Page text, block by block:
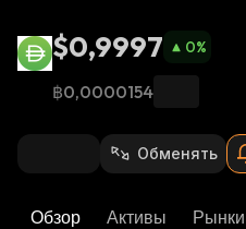
$0,9997 0%
฿0,0000154
Обменять
Обзор Активы Рынки